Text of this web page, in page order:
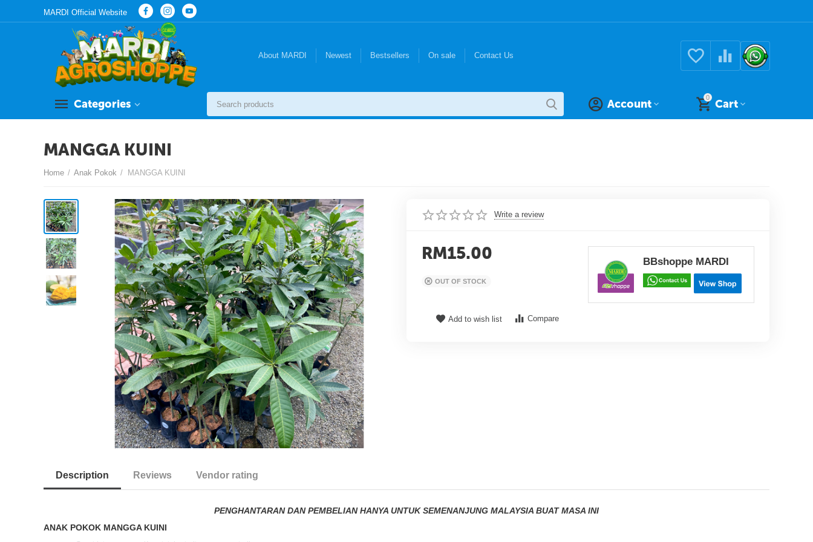
MARDI Official Website
About MARDI Newest Bestsellers On sale Contact Us
Categories
0
Cart
Account
MANGGA KUINI
Home / Anak Pokok / MANGGA KUINI
Write a review
RM15.00
OUT OF STOCK
Add to wish list Compare
BBshoppe MARDI
Description Reviews Vendor rating
PENGHANTARAN DAN PEMBELIAN HANYA UNTUK SEMENANJUNG MALAYSIA BUAT MASA INI
ANAK POKOK MANGGA KUINI